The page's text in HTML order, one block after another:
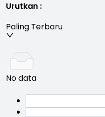
Urutkan :
Paling Terbaru
No data